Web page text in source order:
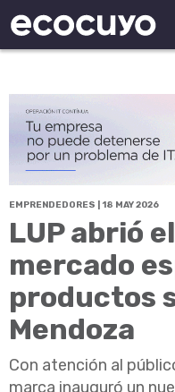
EMPRENDEDORES | 18 MAY 2026
LUP abrió
mercado
productos
Mendoza
Con atención al
marca inauguró un